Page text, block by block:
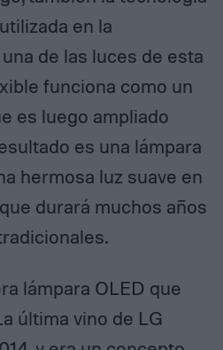
en la
de las luces de esta
funciona como un
es luego ampliado
es una lámpara
hermosa luz suave en
durará muchos años
lámpara OLED que
última vino de LG